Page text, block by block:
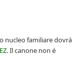
nucleo familiare dovrá
. Il canone non é